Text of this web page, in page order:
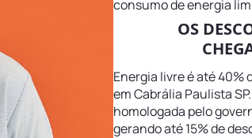
consumo de energia
OS
Energia livre é até
em Cabrália Paulista
homologada pelo
gerando até 15% de